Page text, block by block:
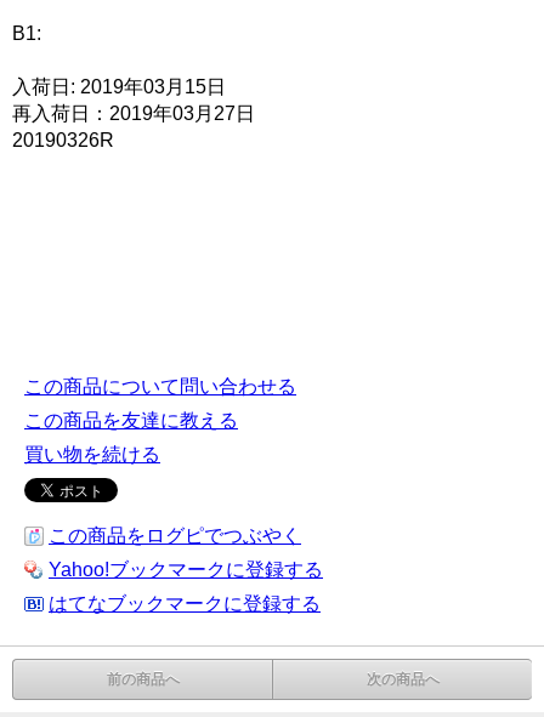
B1:
入荷日: 2019年03月15日
再入荷日：2019年03月27日
20190326R
この商品について問い合わせる
この商品を友達に教える
買い物を続ける
この商品をログピでつぶやく
Yahoo!ブックマークに登録する
はてなブックマークに登録する
前の商品へ 次の商品へ